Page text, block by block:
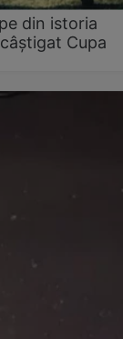
din istoria
Cupa